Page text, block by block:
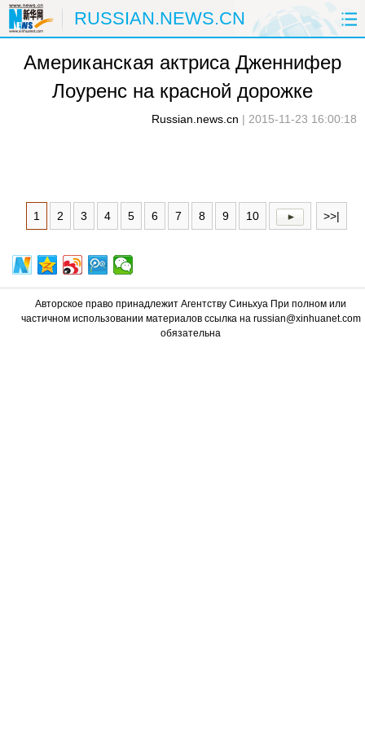
RUSSIAN.NEWS.CN
ГЛАВНАЯ КИТАЙ РФ И СНГ
В МИРЕ ЭКОНОМИКА ОБЩЕСТВО
СПЕЦТЕМЫ
Американская актриса Дженнифер
Лоуренс на красной дорожке
Russian.news.cn | 2015-11-23 16:00:18
1 2 3 4 5 6 7 8 9 10 >>|
Авторское право принадлежит Агентству Синьхуа При полном или
частичном использовании материалов ссылка на russian@xinhuanet.com
обязательна